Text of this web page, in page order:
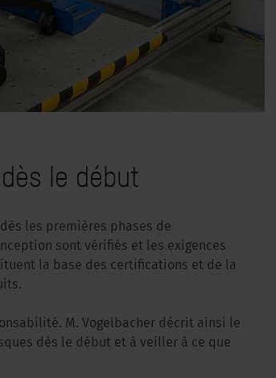
le début
les premières phases de
sont vérifiés et les exigences
la base des certifications et de la
M. Vogelbacher décrit ainsi le
dès le début et à veiller à ce que